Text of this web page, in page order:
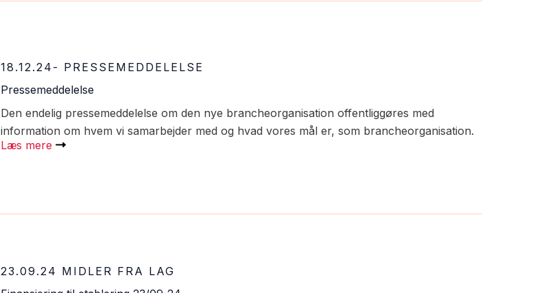
18.12.24- PRESSEMEDDELELSE
Pressemeddelelse
Den endelig pressemeddelelse om den nye brancheorganisation offentliggøres med
information om hvem vi samarbejder med og hvad vores mål er, som brancheorganisation.
Læs mere
23.09.24 MIDLER FRA LAG